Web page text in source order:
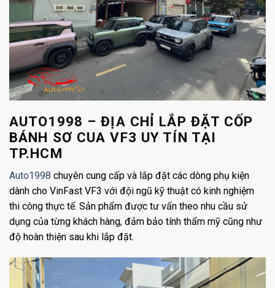
AUTO1998 – ĐỊA CHỈ LẮP ĐẶT CỐP
BÁNH SƠ CUA VF3 UY TÍN TẠI
TP.HCM
Auto1998 chuyên cung cấp và lắp đặt các dòng phụ kiện
dành cho VinFast VF3 với đội ngũ kỹ thuật có kinh nghiệm
thi công thực tế. Sản phẩm được tư vấn theo nhu cầu sử
dụng của từng khách hàng, đảm bảo tính thẩm mỹ cũng như
độ hoàn thiện sau khi lắp đặt.